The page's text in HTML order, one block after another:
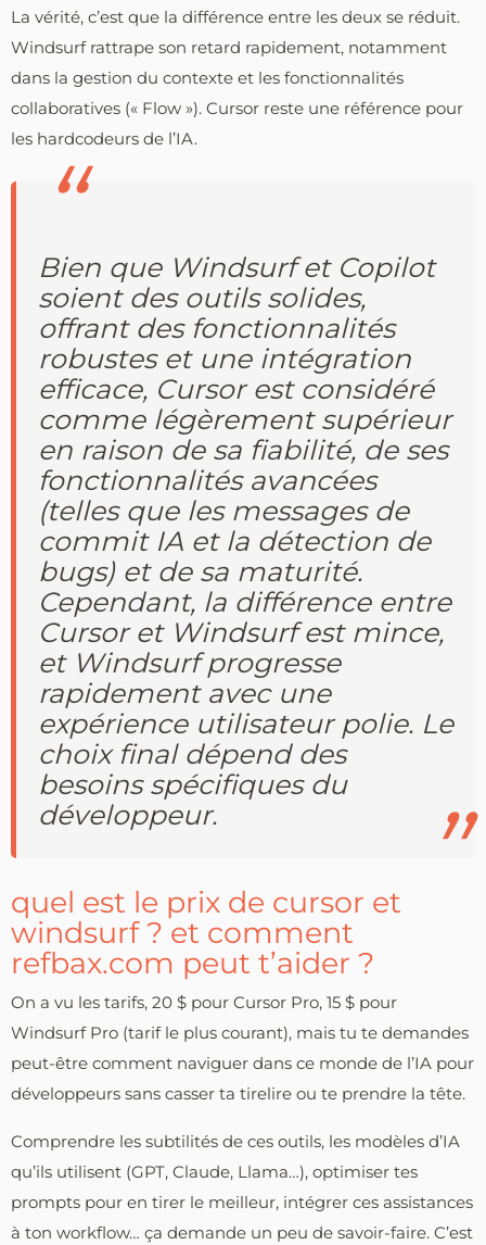
La vérité, c’est que la différence entre les deux se réduit.
Windsurf rattrape son retard rapidement, notamment
dans la gestion du contexte et les fonctionnalités
collaboratives (« Flow »). Cursor reste une référence pour
les hardcodeurs de l’IA.
Bien que Windsurf et Copilot
soient des outils solides,
offrant des fonctionnalités
robustes et une intégration
efficace, Cursor est considéré
comme légèrement supérieur
en raison de sa fiabilité, de ses
fonctionnalités avancées
(telles que les messages de
commit IA et la détection de
bugs) et de sa maturité.
Cependant, la différence entre
Cursor et Windsurf est mince,
et Windsurf progresse
rapidement avec une
expérience utilisateur polie. Le
choix final dépend des
besoins spécifiques du
développeur.
quel est le prix de cursor et
windsurf ? et comment
refbax.com peut t’aider ?
On a vu les tarifs, 20 $ pour Cursor Pro, 15 $ pour
Windsurf Pro (tarif le plus courant), mais tu te demandes
peut-être comment naviguer dans ce monde de l’IA pour
développeurs sans casser ta tirelire ou te prendre la tête.
Comprendre les subtilités de ces outils, les modèles d’IA
qu’ils utilisent (GPT, Claude, Llama…), optimiser tes
prompts pour en tirer le meilleur, intégrer ces assistances
à ton workflow… ça demande un peu de savoir-faire. C’est